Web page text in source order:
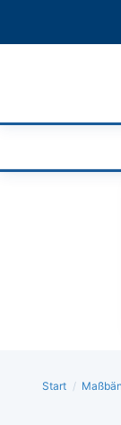
Start /